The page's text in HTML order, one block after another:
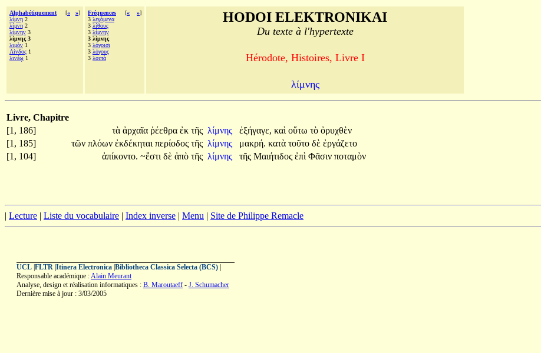
Alphabétiquement [« »]
λίμνῃ 2
λίμνη 2
λίμνην 3
λίμνης 3
λιμὸν 1
Λίνδος 1
λινέῳ 1
Fréquences [« »]
3 λεγόμενα
3 λίθους
3 λίμνην
3 λίμνης
3 λόγοισι
3 λόγους
3 λοιπὰ
HODOI ELEKTRONIKAI
Du texte à l'hypertexte
Hérodote, Histoires, Livre I
λίμνης
Livre, Chapitre
[1, 186]
τὰ ἀρχαῖα ῥέεθρα ἐκ τῆς λίμνης ἐξήγαγε, καὶ οὕτω τὸ ὀρυχθὲν
[1, 185]
τῶν πλόων ἐκδέκηται περίοδος τῆς λίμνης μακρή. κατὰ τοῦτο δὲ ἐργάζετο
[1, 104]
ἀπίκοντο. ~ἔστι δὲ ἀπὸ τῆς λίμνης τῆς Μαιήτιδος ἐπὶ Φᾶσιν ποταμὸν
| Lecture | Liste du vocabulaire | Index inverse | Menu | Site de Philippe Remacle
UCL FLTR Itinera Electronica Bibliotheca Classica Selecta (BCS)
Responsable académique :Alain Meurant
Analyse, design et réalisation informatiques : B. Maroutaeff - J. Schumacher
Dernière mise à jour : 3/03/2005